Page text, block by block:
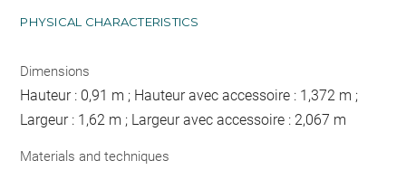
PHYSICAL CHARACTERISTICS
Dimensions
Hauteur : 0,91 m ; Hauteur avec accessoire : 1,372 m ;
Largeur : 1,62 m ; Largeur avec accessoire : 2,067 m
Materials and techniques